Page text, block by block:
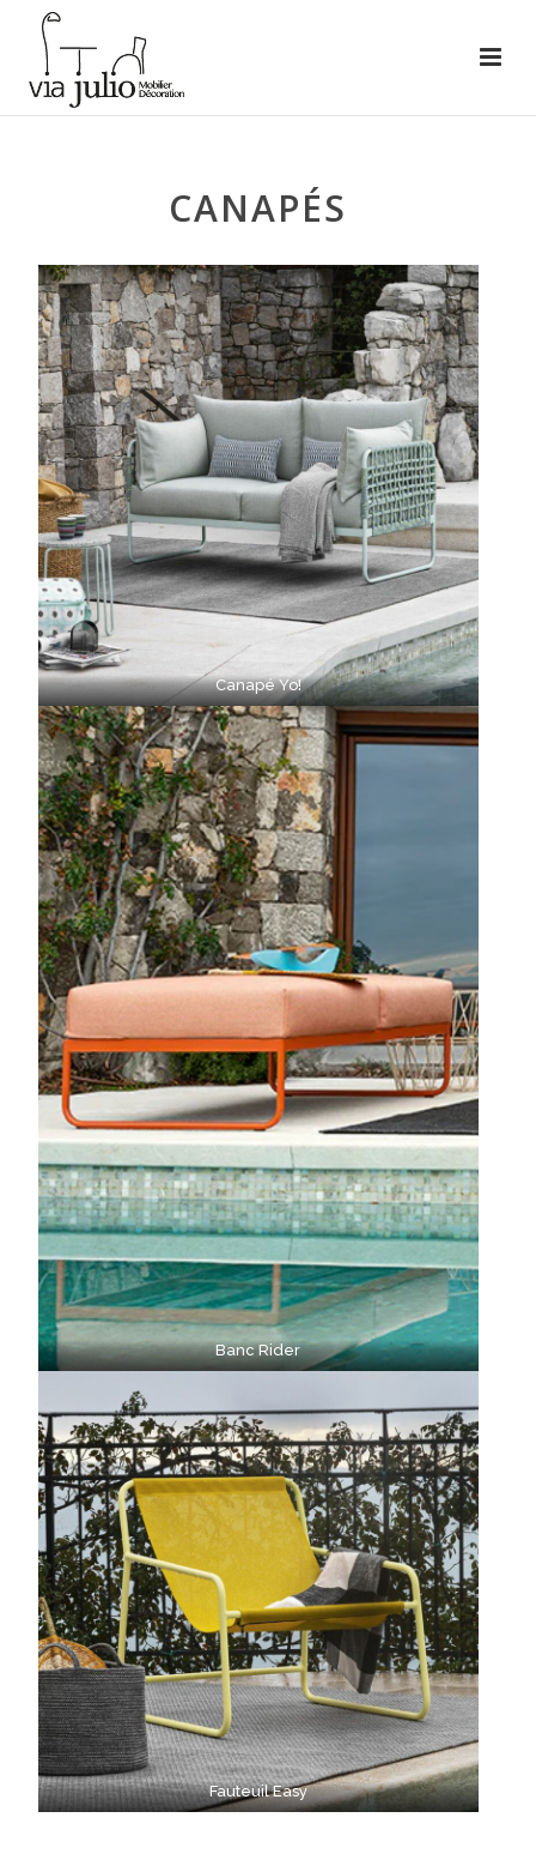
CANAPÉS
Canapé Yo!
Banc Rider
Fauteuil Easy